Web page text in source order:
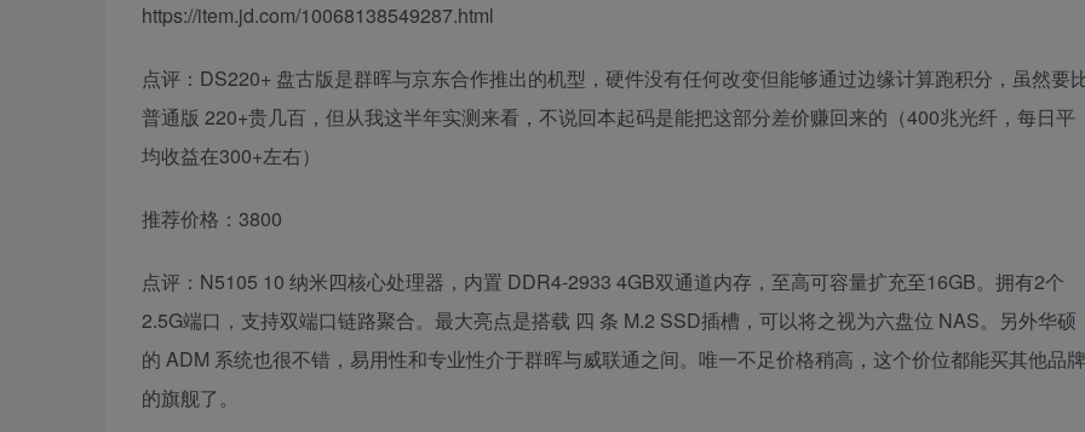
https://item.jd.com/10068138549287.html
点评：DS220+ 盘古版是群晖与京东合作推出的机型，硬件没有任何改变但能够通过边缘计算跑积分，虽然要
普通版 220+贵几百，但从我这半年实测来看，不说回本起码是能把这部分差价赚回来的（400兆光纤，每日平
均收益在300+左右）
推荐价格：3800
点评：N5105 10 纳米四核心处理器，内置 DDR4-2933 4GB双通道内存，至高可容量扩充至16GB。拥有2个
2.5G端口，支持双端口链路聚合。最大亮点是搭载 四 条 M.2 SSD插槽，可以将之视为六盘位 NAS。另外华硕
的 ADM 系统也很不错，易用性和专业性介于群晖与威联通之间。唯一不足价格稍高，这个价位都能买其他品牌
的旗舰了。